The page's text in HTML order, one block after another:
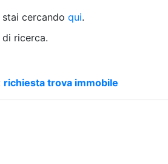
cercando qui.
ricerca.
richiesta trova immobile